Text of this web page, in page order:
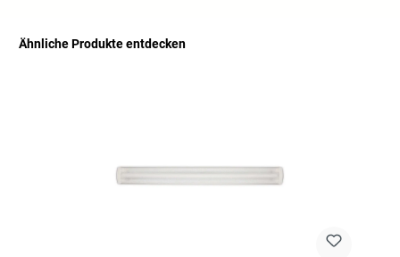
Ähnliche Produkte entdecken